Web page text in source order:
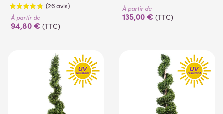
(26 avis)
À partir de
94,80 € (TTC)
À partir de
135,00 € (TTC)